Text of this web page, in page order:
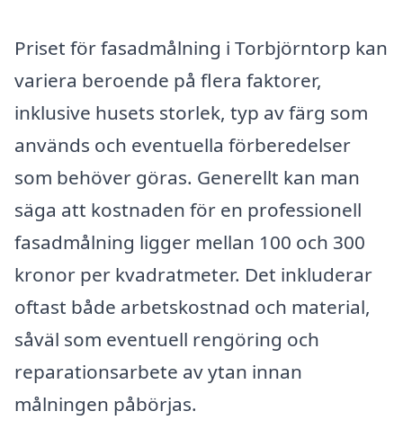
Priset för fasadmålning i Torbjörntorp kan
variera beroende på flera faktorer,
inklusive husets storlek, typ av färg som
används och eventuella förberedelser
som behöver göras. Generellt kan man
säga att kostnaden för en professionell
fasadmålning ligger mellan 100 och 300
kronor per kvadratmeter. Det inkluderar
oftast både arbetskostnad och material,
såväl som eventuell rengöring och
reparationsarbete av ytan innan
målningen påbörjas.